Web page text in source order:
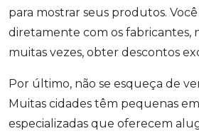
para mostrar seus produtos.
diretamente com os fabricantes,
muitas vezes, obter descontos
Por último, não se esqueça de
Muitas cidades têm pequenas
especializadas que oferecem